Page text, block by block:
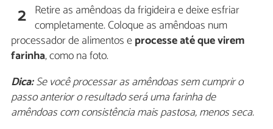
2 Retire as amêndoas da frigideira e deixe esfriar
completamente. Coloque as amêndoas num
processador de alimentos eprocesse até que virem
farinha, como na foto.
Dica:Se você processar as amêndoas sem cumprir o
passo anterior o resultado será uma farinha de
amêndoas com consistência mais pastosa, menos seca.